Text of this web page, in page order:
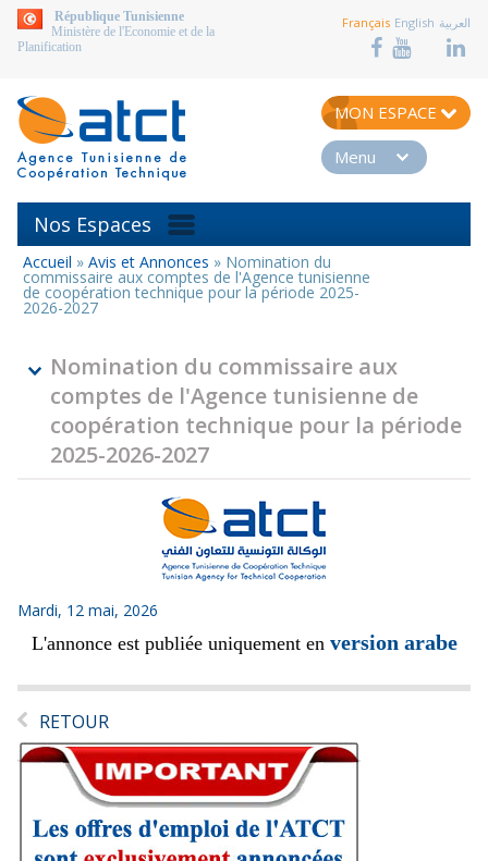
aller au contenu
République Tunisienne
Ministère de l'Economie et de la
Planification
Français English العربية
MON ESPACE
Menu
Nos Espaces
Vous
êtes
ici
Accueil » Avis et Annonces » Nomination du
commissaire aux comptes de l'Agence tunisienne
de coopération technique pour la période 2025-
2026-2027
Nomination du commissaire aux
comptes de l'Agence tunisienne de
coopération technique pour la période
2025-2026-2027
Mardi, 12 mai, 2026
L'annonce est publiée uniquement en version arabe
RETOUR